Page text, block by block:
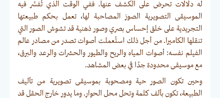
له دلالات تحرض على الكشف عنها. ففي الوقت الذي تُفسِّر فيه
الموسيقى التصويرية الصورَ المصاحبة لها، تعمل بحكم طبيعتها
التجريدية على خلق إحساس بصري وصور ذهنية قد تشوش الصور التي
تنقلها الكاميرا. من أجل ذلك استُعملت أصوات تصدر من مصادر عالم
الفيلم نفسه: أصوات المياه والريح والطيور والحشرات والرعد والبرق،
مع موسيقى محدودة جدًا في بعض المشاهد.
وحين تكون الصور حية ومصحوبة بموسيقى تصويرية من تأليف
الطبيعة، تكون بألف كلمة وتحل محل الحوار. وما يدور خارج الحقل قد